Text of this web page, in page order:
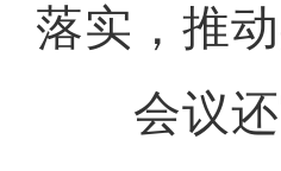
落实，推
会议还